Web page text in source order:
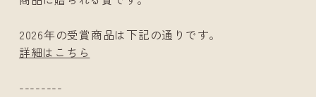
2026年の受賞商品は下記の通りです。
詳細はこちら
--------